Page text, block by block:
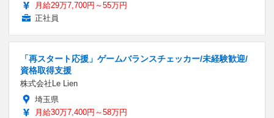
月給29万7,700円～55万円
正社員
「再スタート応援」ゲームバランスチェッカー/未経験歓迎/
資格取得支援
株式会社Le Lien
埼玉県
月給30万7,400円～58万円